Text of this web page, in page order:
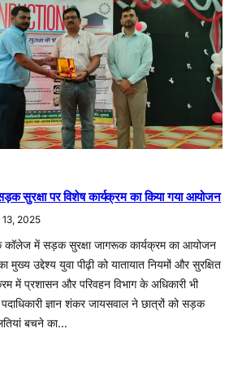
सुरक्षा पर विशेष कार्यक्रम का किया गया आयोजन
2025
कॉलेज में सड़क सुरक्षा जागरूक कार्यक्रम का आयोजन
मुख्य उद्देश्य युवा पीढ़ी को यातायात नियमों और सुरक्षित
में प्रशासन और परिवहन विभाग के अधिकारी भी
ज्ञान शंकर जायसवाल ने छात्रों को सड़क
बचने का…